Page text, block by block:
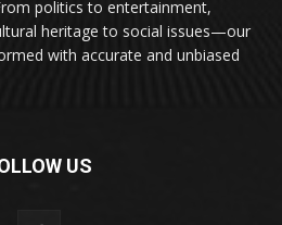
politics to entertainment,
heritage to social issues—our
with accurate and unbiased
US